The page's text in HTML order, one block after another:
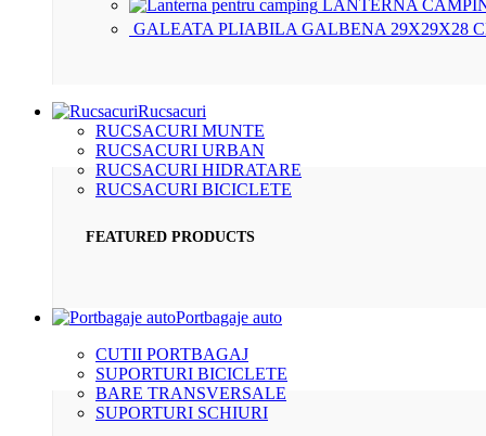
LANTERNA
GALEATA PLIABILA GALBENA 29X29X28
Rucsacuri
RUCSACURI MUNTE
RUCSACURI URBAN
RUCSACURI HIDRATARE
RUCSACURI BICICLETE
FEATURED PRODUCTS
Portbagaje auto
CUTII PORTBAGAJ
SUPORTURI BICICLETE
BARE TRANSVERSALE
SUPORTURI SCHIURI